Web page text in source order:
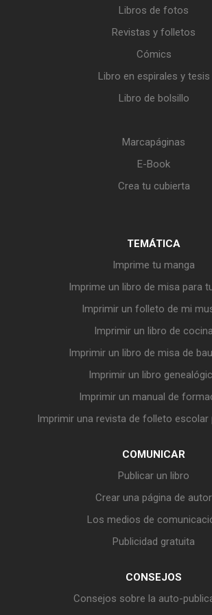
Libros de fotos
Revistas y folletos
Cómics
Libro en espirales y tesis
Libro de bolsillo
Marcapáginas
E-Book
Crea tu cubierta
TEMÁTICA
Imprime tu manga
Imprime un libro de misa para
Imprimir un folleto de mi
Imprimir un libro de cocina
Imprimir un libro de misa de
Imprimir un libro
Imprimir un manual de
Imprimir una revista de folleto
COMUNICAR
Publicar un libro
Crear una página de autor
Los medios de
Publicidad gratuita
CONSEJOS
Consejos sobre la auto-